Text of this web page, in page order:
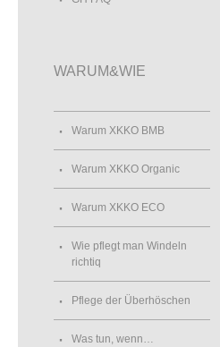
WARUM&WIE
Warum XKKO BMB
Warum XKKO Organic
Warum XKKO ECO
Wie pflegt man Windeln
richtiq
Pflege der Überhöschen
Was tun, wenn…